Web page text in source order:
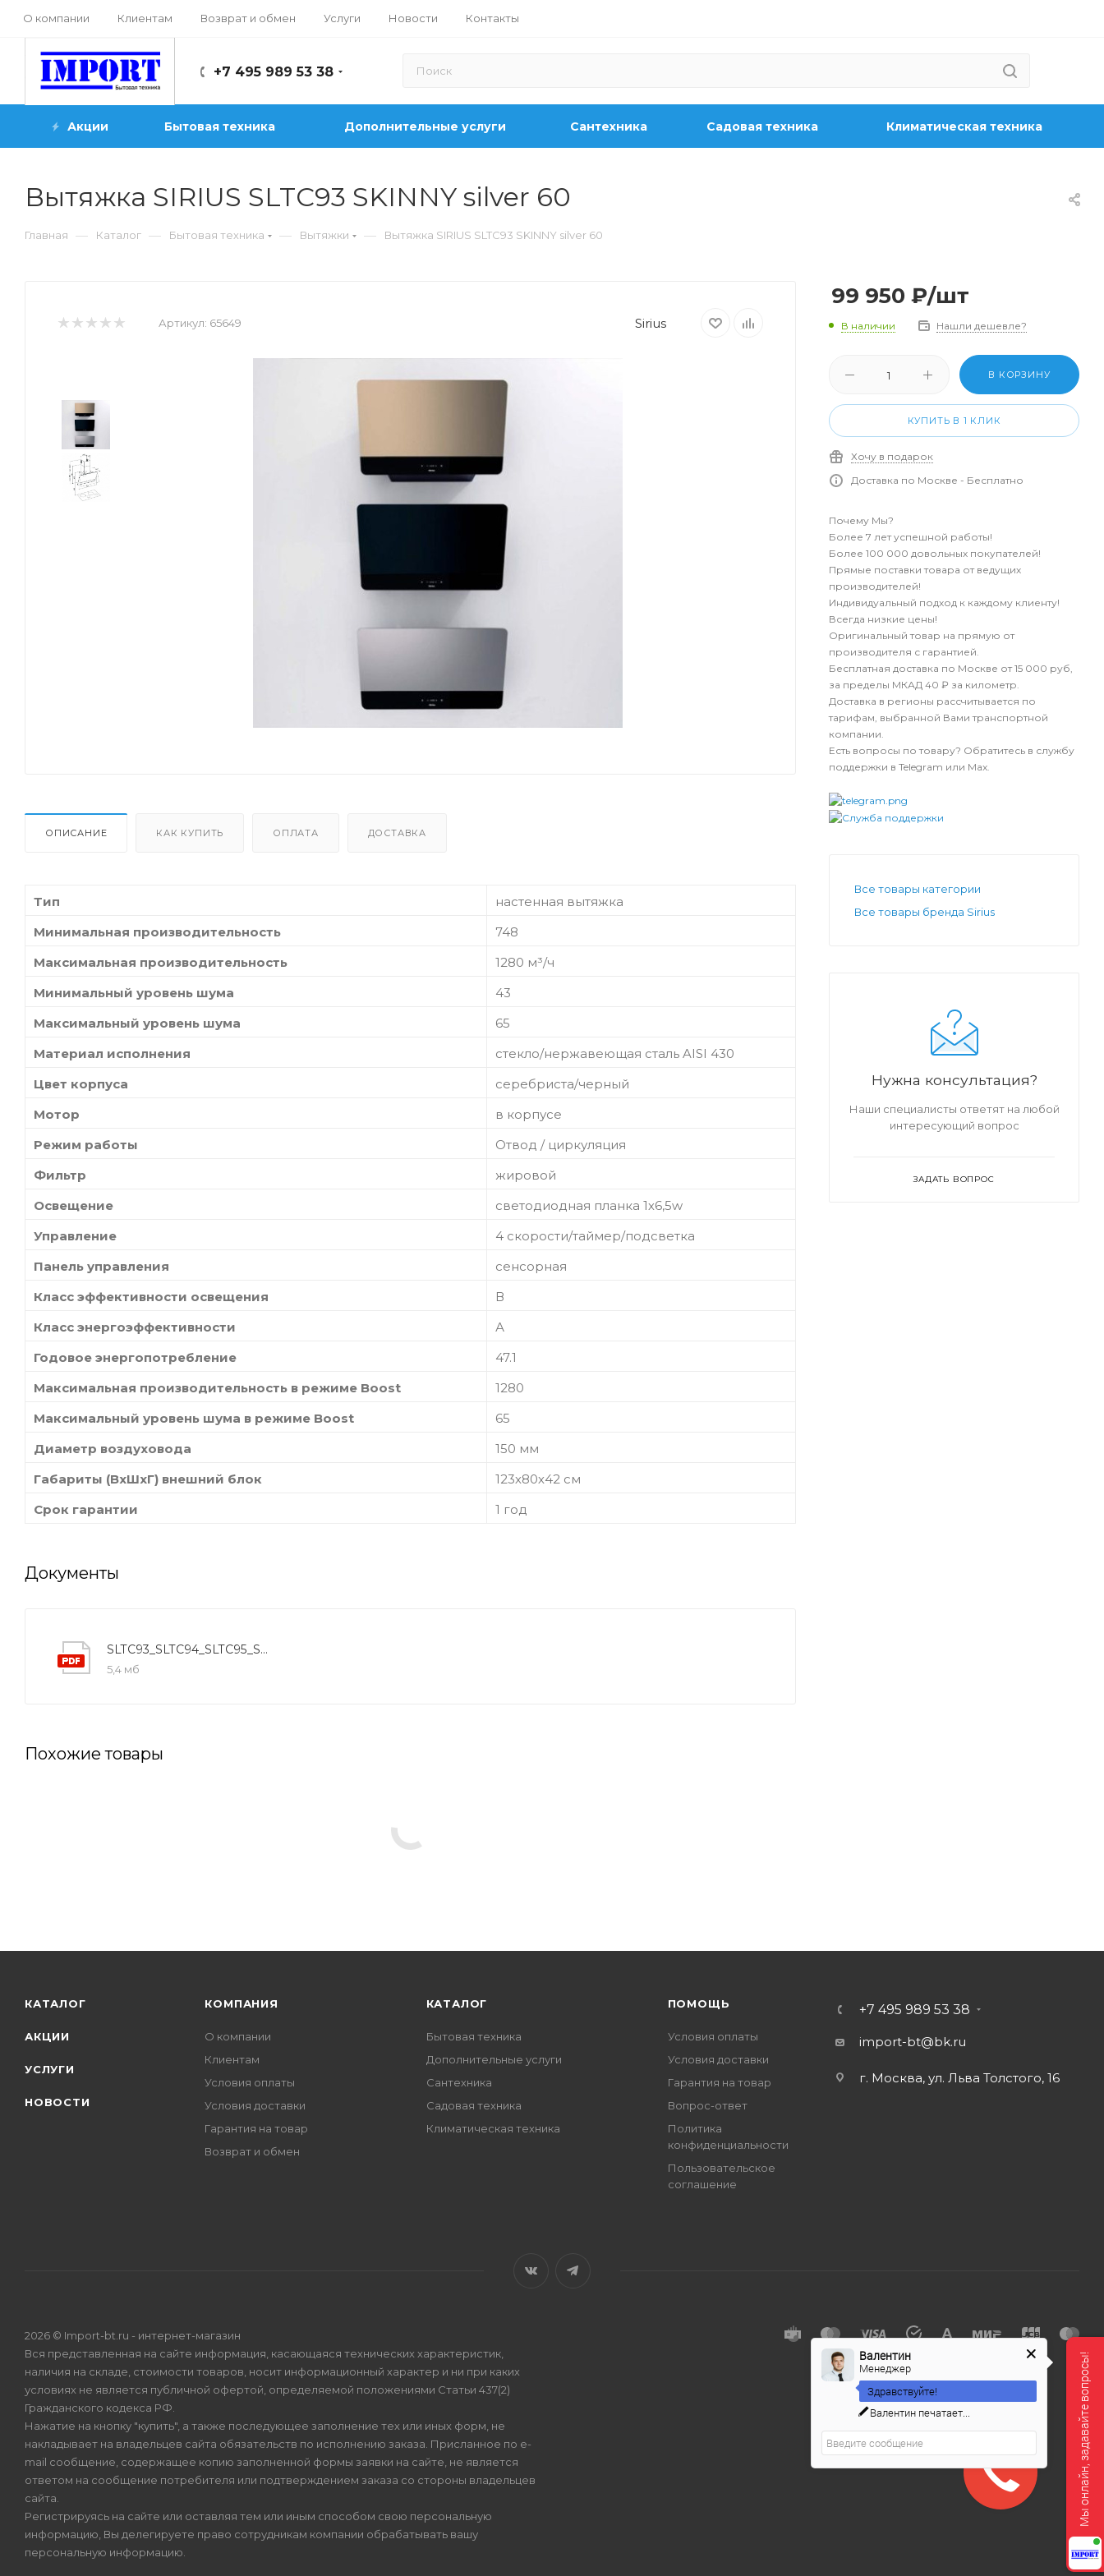
О компании Клиентам Возврат и обмен Услуги Новости Контакты
+7 495 989 53 38
Акции Бытовая техника Дополнительные услуги Сантехника Садовая техника Климатическая техника
Вытяжка SIRIUS SLTC93 SKINNY silver 60
Главная — Каталог — Бытовая техника — Вытяжки — Вытяжка SIRIUS SLTC93 SKINNY silver 60
Артикул: 65649 Sirius
ОПИСАНИЕ КАК КУПИТЬ ОПЛАТА ДОСТАВКА
Тип
настенная вытяжка
Минимальная производительность
748
Максимальная производительность
1280 м³/ч
Минимальный уровень шума
43
Максимальный уровень шума
65
Материал исполнения
стекло/нержавеющая сталь AISI 430
Цвет корпуса
серебриста/черный
Мотор
в корпусе
Режим работы
Отвод / циркуляция
Фильтр
жировой
Освещение
светодиодная планка 1х6,5w
Управление
4 скорости/таймер/подсветка
Панель управления
сенсорная
Класс эффективности освещения
В
Класс энергоэффективности
А
Годовое энергопотребление
47.1
Максимальная производительность в режиме Boost
1280
Максимальный уровень шума в режиме Boost
65
Диаметр воздуховода
150 мм
Габариты (ВхШхГ) внешний блок
123х80х42 см
Срок гарантии
1 год
Документы
SLTC93_SLTC94_SLTC95_SL96_SLTC97
5,4 мб
Похожие товары
99 950 ₽/шт
В наличии Нашли дешевле?
В КОРЗИНУ
КУПИТЬ В 1 КЛИК
Хочу в подарок
Доставка по Москве - Бесплатно
Почему Мы?
Более 7 лет успешной работы!
Более 100 000 довольных покупателей!
Прямые поставки товара от ведущих
производителей!
Индивидуальный подход к каждому клиенту!
Всегда низкие цены!
Оригинальный товар на прямую от
производителя с гарантией.
Бесплатная доставка по Москве от 15 000 руб,
за пределы МКАД 40 ₽ за километр.
Доставка в регионы рассчитывается по
тарифам, выбранной Вами транспортной
компании.
Есть вопросы по товару? Обратитесь в службу
поддержки в Telegram или Max.
Все товары категории
Все товары бренда Sirius
Нужна консультация?
Наши специалисты ответят на любой
интересующий вопрос
ЗАДАТЬ ВОПРОС
КАТАЛОГ
АКЦИИ
УСЛУГИ
НОВОСТИ
КОМПАНИЯ
О компании
Клиентам
Условия оплаты
Условия доставки
Гарантия на товар
Возврат и обмен
КАТАЛОГ
Бытовая техника
Дополнительные услуги
Сантехника
Садовая техника
Климатическая техника
ПОМОЩЬ
Условия оплаты
Условия доставки
Гарантия на товар
Вопрос-ответ
Политика
конфиденциальности
Пользовательское
соглашение
+7 495 989 53 38
import-bt@bk.ru
г. Москва, ул. Льва Толстого, 16
2026 © Import-bt.ru - интернет-магазин
Вся представленная на сайте информация, касающаяся технических характеристик,
наличия на складе, стоимости товаров, носит информационный характер и ни при каких
условиях не является публичной офертой, определяемой положениями Статьи 437(2)
Гражданского кодекса РФ.
Нажатие на кнопку "купить", а также последующее заполнение тех или иных форм, не
накладывает на владельцев сайта обязательств по исполнению заказа. Присланное по e-
mail сообщение, содержащее копию заполненной формы заявки на сайте, не является
ответом на сообщение потребителя или подтверждением заказа со стороны владельцев
сайта.
Регистрируясь на сайте или оставляя тем или иным способом свою персональную
информацию, Вы делегируете право сотрудникам компании обрабатывать вашу
персональную информацию.
Мы онлайн, задавайте вопросы!
Валентин
Менеджер
Здравствуйте!
Валентин печатает...